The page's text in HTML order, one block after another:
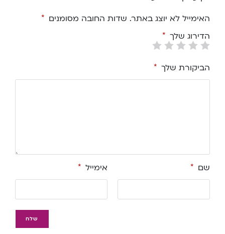
האימייל לא יוצג באתר. שדות החובה מסומנים *
הדירוג שלך *
הביקורת שלך *
שם * אימייל *